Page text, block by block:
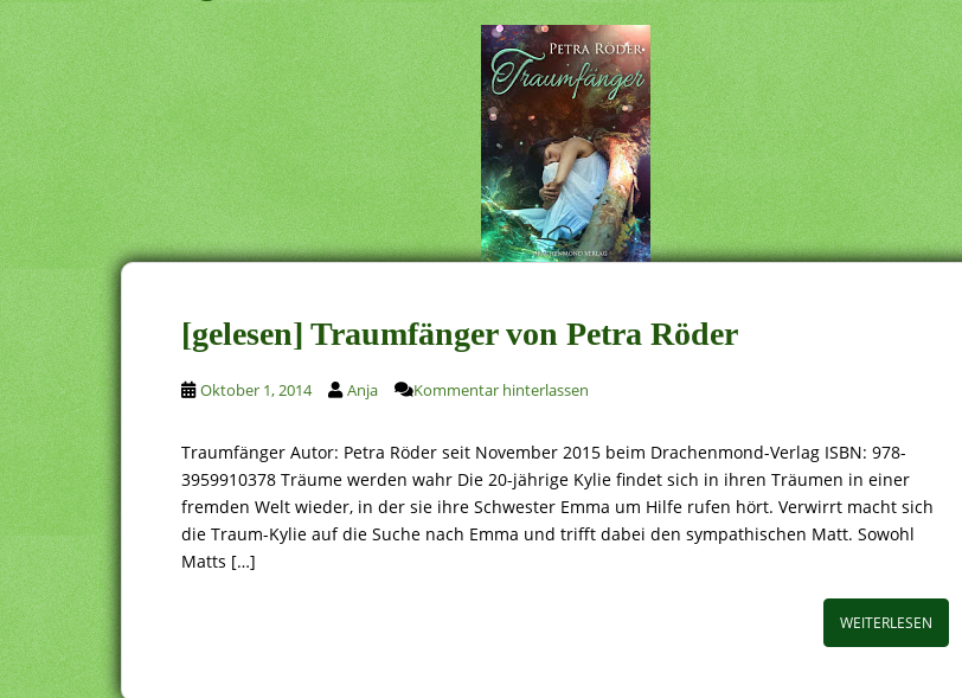
[gelesen] Traumfänger von Petra Röder
Oktober 1, 2014 Anja Kommentar hinterlassen
Traumfänger Autor: Petra Röder seit November 2015 beim Drachenmond-Verlag ISBN: 978-
3959910378 Träume werden wahr Die 20-jährige Kylie findet sich in ihren Träumen in einer
fremden Welt wieder, in der sie ihre Schwester Emma um Hilfe rufen hört. Verwirrt macht sich
die Traum-Kylie auf die Suche nach Emma und trifft dabei den sympathischen Matt. Sowohl
Matts […]
WEITERLESEN